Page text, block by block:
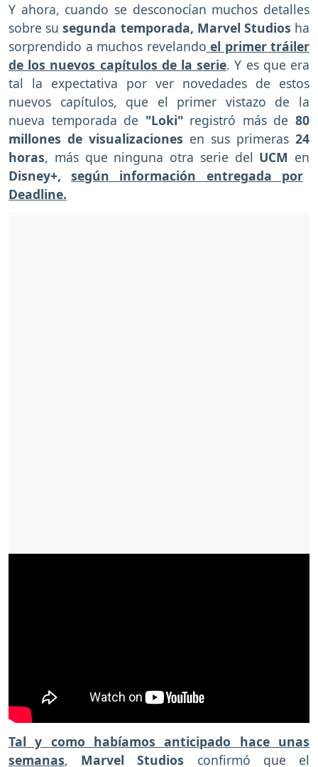
Y ahora, cuando se desconocían muchos detalles
sobre su segunda temporada, Marvel Studios ha
sorprendido a muchos revelando el primer tráiler
de los nuevos capítulos de la serie. Y es que era
tal la expectativa por ver novedades de estos
nuevos capítulos, que el primer vistazo de la
nueva temporada de "Loki" registró más de80
millones de visualizaciones en sus primeras 24
horas, más que ninguna otra serie del UCM en
Disney+,según información entregada por
Deadline.
Tal y como habíamos anticipado hace unas
semanas, Marvel Studios confirmó que el